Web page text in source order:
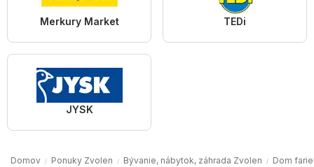
Merkury Market TEDi
JYSK
Domov Ponuky Zvolen Bývanie, nábytok, záhrada Zvolen Dom